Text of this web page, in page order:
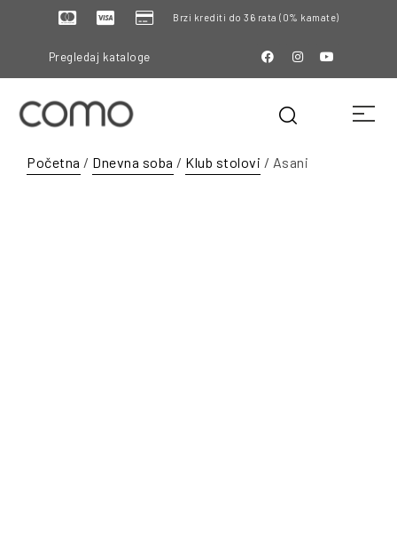
Brzi krediti do 36 rata (0% kamate)
Pregledaj kataloge
Početna / Dnevna soba / Klub stolovi / Asani